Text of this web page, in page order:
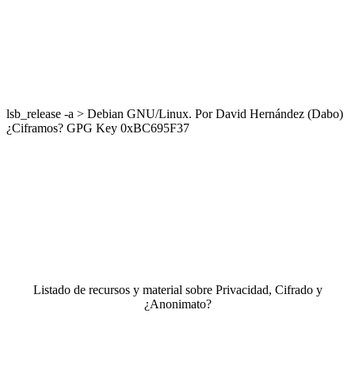
lsb_release -a > Debian GNU/Linux. Por David Hernández (Dabo)
¿Ciframos? GPG Key 0xBC695F37
Listado de recursos y material sobre Privacidad, Cifrado y
¿Anonimato?